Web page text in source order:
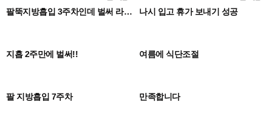
팔뚝지방흡입 3주차인데 벌써 라인 잡혀가네요
지흡 2주만에 벌써!!
팔 지방흡입 7주차
나시 입고 휴가 보내기 성공
여름에 식단조절
만족합니다